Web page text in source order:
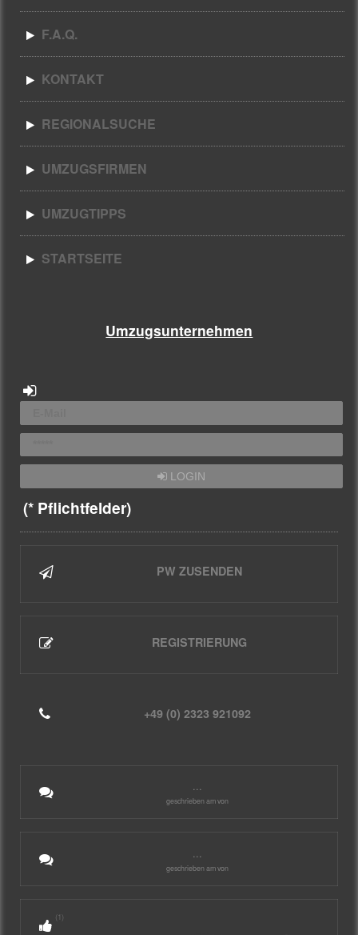
F.A.Q.
KONTAKT
REGIONALSUCHE
UMZUGSFIRMEN
UMZUGTIPPS
STARTSEITE
Umzugsunternehmen
LOGIN
(* Pflichtfelder)
PW ZUSENDEN
REGISTRIERUNG
+49 (0) 2323 921092
...
geschrieben am von
...
geschrieben am von
(1)